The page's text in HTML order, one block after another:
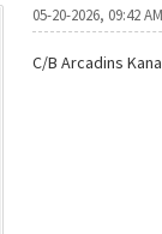
05-20-2026, 09:42 AM
C/B Arcadins